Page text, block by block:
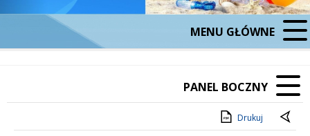
MENU GŁÓWNE
PANEL BOCZNY
Drukuj